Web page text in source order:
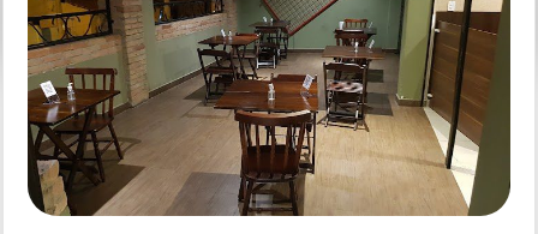
Marie
Gastronomia